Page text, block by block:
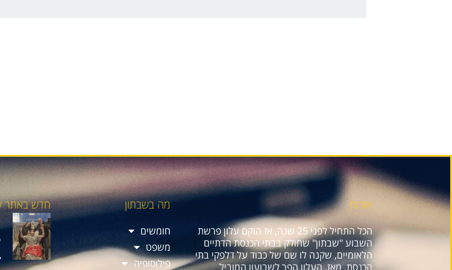
אודות
הכל התחיל לפני 25 שנה, אז הוקם עלון פרשת
השבוע "שבתון" שחולק בבתי הכנסת הדתיים
הלאומיים, שקנה לו שם של כבוד על דלפקי בתי
הכנסת. מאז, העלון הפך לשבועון המוביל
מה בשבתון
חומשים
משפט
פילוסופיה
חדש באתר